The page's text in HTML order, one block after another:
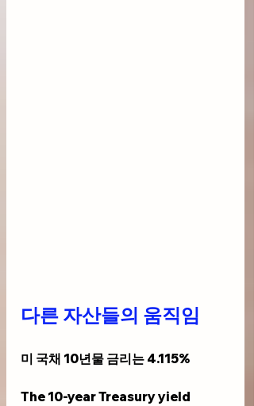
다른 자산들의 움직임
미 국채 10년물 금리는 4.115%
The 10-year Treasury yield